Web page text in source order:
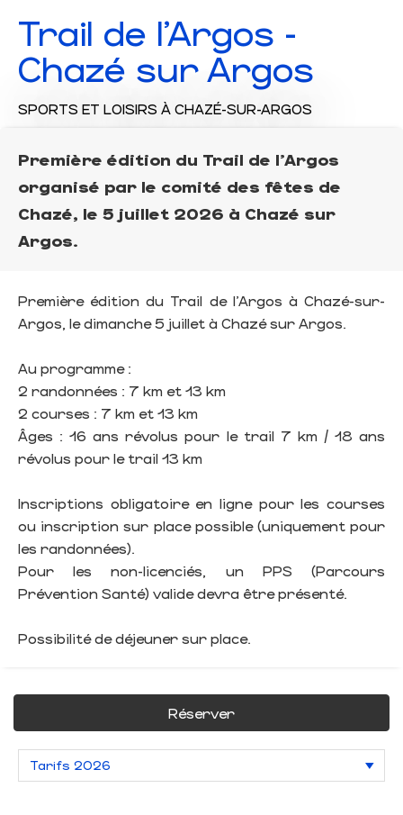
Trail de l'Argos -
Chazé sur Argos
SPORTS ET LOISIRS À CHAZÉ-SUR-ARGOS
Première édition du Trail de l'Argos
organisé par le comité des fêtes de
Chazé, le 5 juillet 2026 à Chazé sur
Argos.
Première édition du Trail de l’Argos à Chazé-sur-
Argos, le dimanche 5 juillet à Chazé sur Argos.
Au programme :
2 randonnées : 7 km et 13 km
2 courses : 7 km et 13 km
Âges : 16 ans révolus pour le trail 7 km / 18 ans
révolus pour le trail 13 km
Inscriptions obligatoire en ligne pour les courses
ou inscription sur place possible (uniquement pour
les randonnées).
Pour les non-licenciés, un PPS (Parcours
Prévention Santé) valide devra être présenté.
Possibilité de déjeuner sur place.
Réserver